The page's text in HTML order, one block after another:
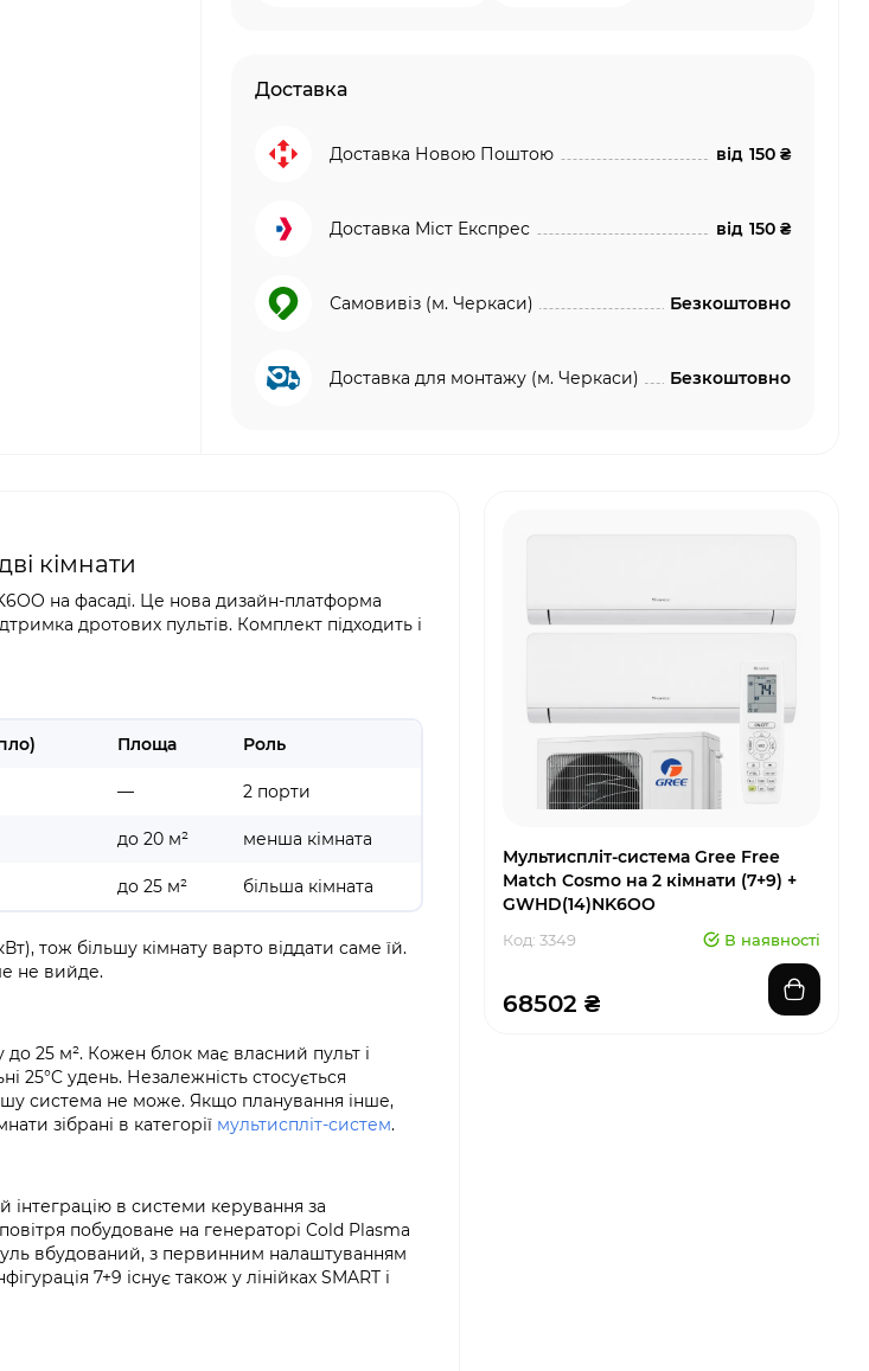
Доставка
Доставка Новою Поштою від 150 ₴
Доставка Міст Експрес від 150 ₴
Самовивіз (м. Черкаси) Безкоштовно
Доставка для монтажу (м. Черкаси) Безкоштовно
кімнати
на фасаді. Це нова дизайн-платформа
дротових пультів. Комплект підходить і
Площа Роль
— 2 порти
до 20 м² менша кімната
до 25 м² більша кімната
тож більшу кімнату варто віддати саме їй.
не вийде.
до 25 м². Кожен блок має власний пульт і
25°C удень. Незалежність стосується
система не може. Якщо планування інше,
зібрані в категорії мультиспліт-систем.
інтеграцію в системи керування за
побудоване на генераторі Cold Plasma
вбудований, з первинним налаштуванням
7+9 існує також у лінійках SMART і
Мультиспліт-система Gree Free
Match Cosmo на 2 кімнати (7+9) +
GWHD(14)NK6OO
Код: 3349 В наявності
68502 ₴